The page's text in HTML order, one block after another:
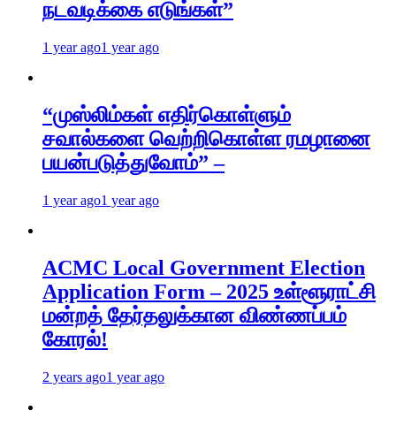
நடவடிக்கை எடுங்கள்”
1 year ago1 year ago
“முஸ்லிம்கள் எதிர்கொள்ளும்
சவால்களை வெற்றிகொள்ள ரமழானை
பயன்படுத்துவோம்” –
1 year ago1 year ago
ACMC Local Government Election
Application Form – 2025 உள்ளூராட்சி
மன்றத் தேர்தலுக்கான விண்ணப்பம்
கோரல்!
2 years ago1 year ago